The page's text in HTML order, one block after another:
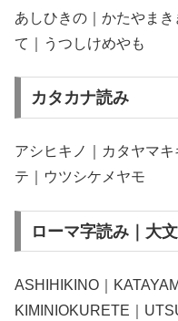
あしひきの｜かたやま
て｜うつしけめやも
カタカナ読み
アシヒキノ｜カタヤマ
テ｜ウツシケメヤモ
ローマ字読み｜大
ASHIHIKINO｜
KIMINIOKURETE｜